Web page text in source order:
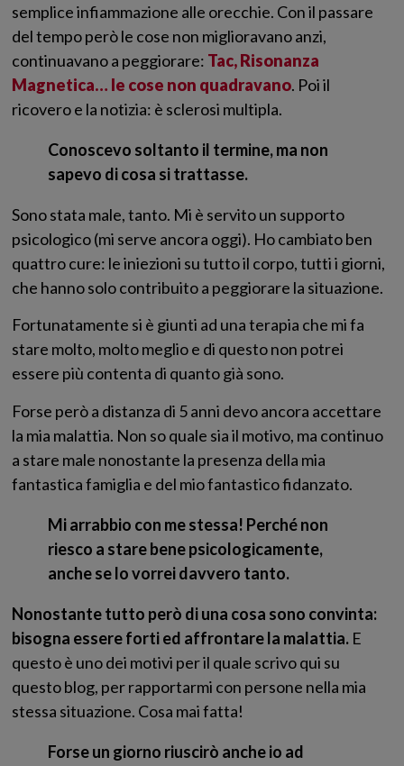
semplice infiammazione alle orecchie. Con il passare
del tempo però le cose non miglioravano anzi,
continuavano a peggiorare: Tac, Risonanza
Magnetica… le cose non quadravano. Poi il
ricovero e la notizia: è sclerosi multipla.
Conoscevo soltanto il termine, ma non
sapevo di cosa si trattasse.
Sono stata male, tanto. Mi è servito un supporto
psicologico (mi serve ancora oggi). Ho cambiato ben
quattro cure: le iniezioni su tutto il corpo, tutti i giorni,
che hanno solo contribuito a peggiorare la situazione.
Fortunatamente si è giunti ad una terapia che mi fa
stare molto, molto meglio e di questo non potrei
essere più contenta di quanto già sono.
Forse però a distanza di 5 anni devo ancora accettare
la mia malattia. Non so quale sia il motivo, ma continuo
a stare male nonostante la presenza della mia
fantastica famiglia e del mio fantastico fidanzato.
Mi arrabbio con me stessa! Perché non
riesco a stare bene psicologicamente,
anche se lo vorrei davvero tanto.
Nonostante tutto però di una cosa sono convinta:
bisogna essere forti ed affrontare la malattia. E
questo è uno dei motivi per il quale scrivo qui su
questo blog, per rapportarmi con persone nella mia
stessa situazione. Cosa mai fatta!
Forse un giorno riuscirò anche io ad